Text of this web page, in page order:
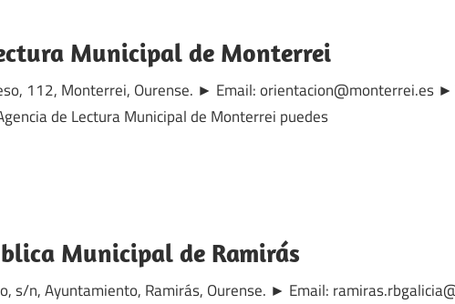
Municipal de Monterrei
112, Monterrei, Ourense. ► Email: orientacion@monterrei.es
de Lectura Municipal de Monterrei puedes
Municipal de Ramirás
s/n, Ayuntamiento, Ramirás, Ourense. ► Email: